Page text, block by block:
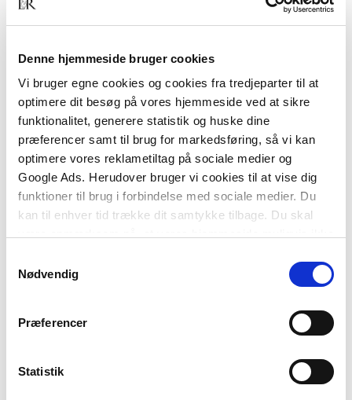
Denne hjemmeside bruger cookies
Vi bruger egne cookies og cookies fra tredjeparter til at
optimere dit besøg på vores hjemmeside ved at sikre
funktionalitet, generere statistik og huske dine
præferencer samt til brug for markedsføring, så vi kan
optimere vores reklametiltag på sociale medier og
Google Ads. Herudover bruger vi cookies til at vise dig
funktioner til brug i forbindelse med sociale medier. Du
kan til enhver tid trække dit samtykke tilbage. Du skal
tilbagetrækker et samtykke.
Nødvendig
Præferencer
Statistik
Af samme forfatter
Softcover med flapper